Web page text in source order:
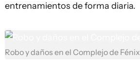
entrenamientos de forma diaria.
Robo y daños en el Complejo de Fénix